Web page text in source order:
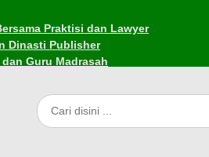
Praktisi dan Lawyer
Dinasti Publisher
Guru Madrasah